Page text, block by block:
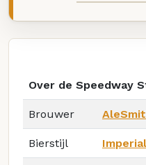
Over de Speedway
Brouwer
Bierstijl